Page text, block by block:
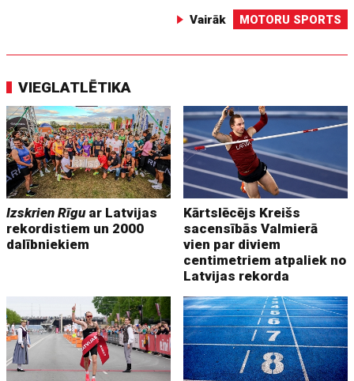
Vairāk MOTORU SPORTS
VIEGLATLĒTIKA
Izskrien Rīguar Latvijas
rekordistiem un 2000
dalībniekiem
Kārtslēcējs Kreišs
sacensībās Valmierā
vien par diviem
centimetriem atpaliek no
Latvijas rekorda